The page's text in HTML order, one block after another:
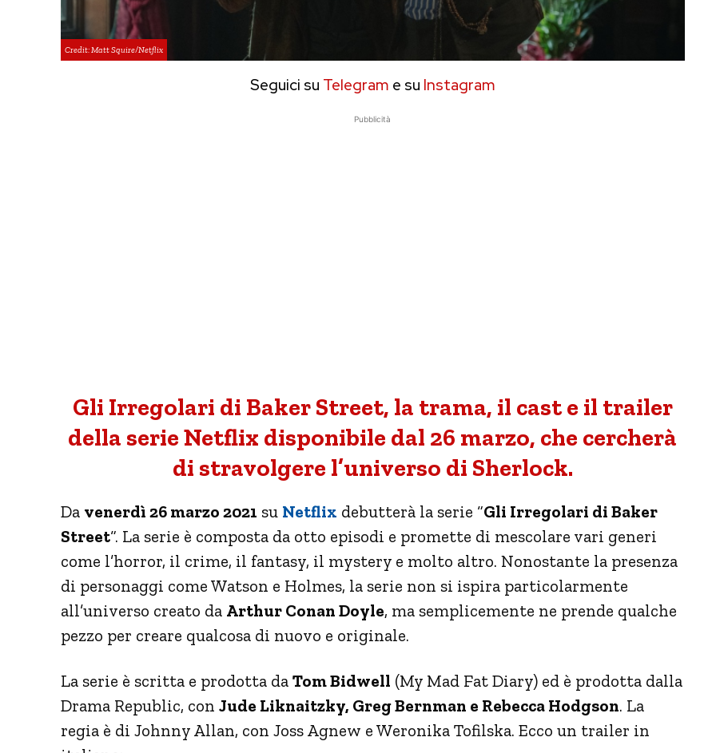
Credit: Matt Squire/Netflix
Seguici su Telegram e su Instagram
Pubblicità
Gli Irregolari di Baker Street, la trama, il cast e il trailer
della serie Netflix disponibile dal 26 marzo, che cercherà
di stravolgere l’universo di Sherlock.
Da venerdì 26 marzo 2021 su Netflix debutterà la serie “Gli Irregolari di Baker
Street“. La serie è composta da otto episodi e promette di mescolare vari generi
come l’horror, il crime, il fantasy, il mystery e molto altro. Nonostante la presenza
di personaggi come Watson e Holmes, la serie non si ispira particolarmente
all’universo creato da Arthur Conan Doyle, ma semplicemente ne prende qualche
pezzo per creare qualcosa di nuovo e originale.
La serie è scritta e prodotta da Tom Bidwell (My Mad Fat Diary) ed è prodotta dalla
Drama Republic, con Jude Liknaitzky, Greg Bernman e Rebecca Hodgson. La
regia è di Johnny Allan, con Joss Agnew e Weronika Tofilska. Ecco un trailer in